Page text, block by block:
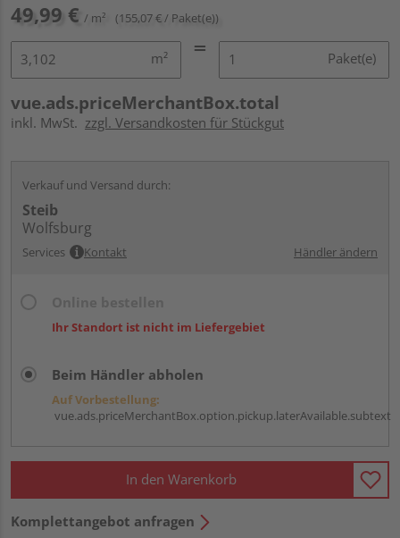
49,99 € / m² (155,07 € / Paket(e))
m² Paket(e)
vue.ads.priceMerchantBox.total
inkl. MwSt. zzgl. Versandkosten für Stückgut
Verkauf und Versand durch:
Steib
Wolfsburg
Services Kontakt Händler ändern
Ihr Standort ist nicht im Liefergebiet
Beim Händler abholen
Auf Vorbestellung:
vue.ads.priceMerchantBox.option.pickup.laterAvailable.subtext
In den Warenkorb
Komplettangebot anfragen